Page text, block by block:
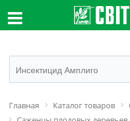
Главная Каталог товаров